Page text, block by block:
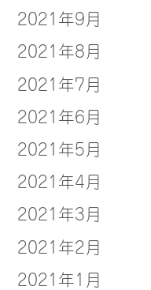
2021年9月
2021年8月
2021年7月
2021年6月
2021年5月
2021年4月
2021年3月
2021年2月
2021年1月